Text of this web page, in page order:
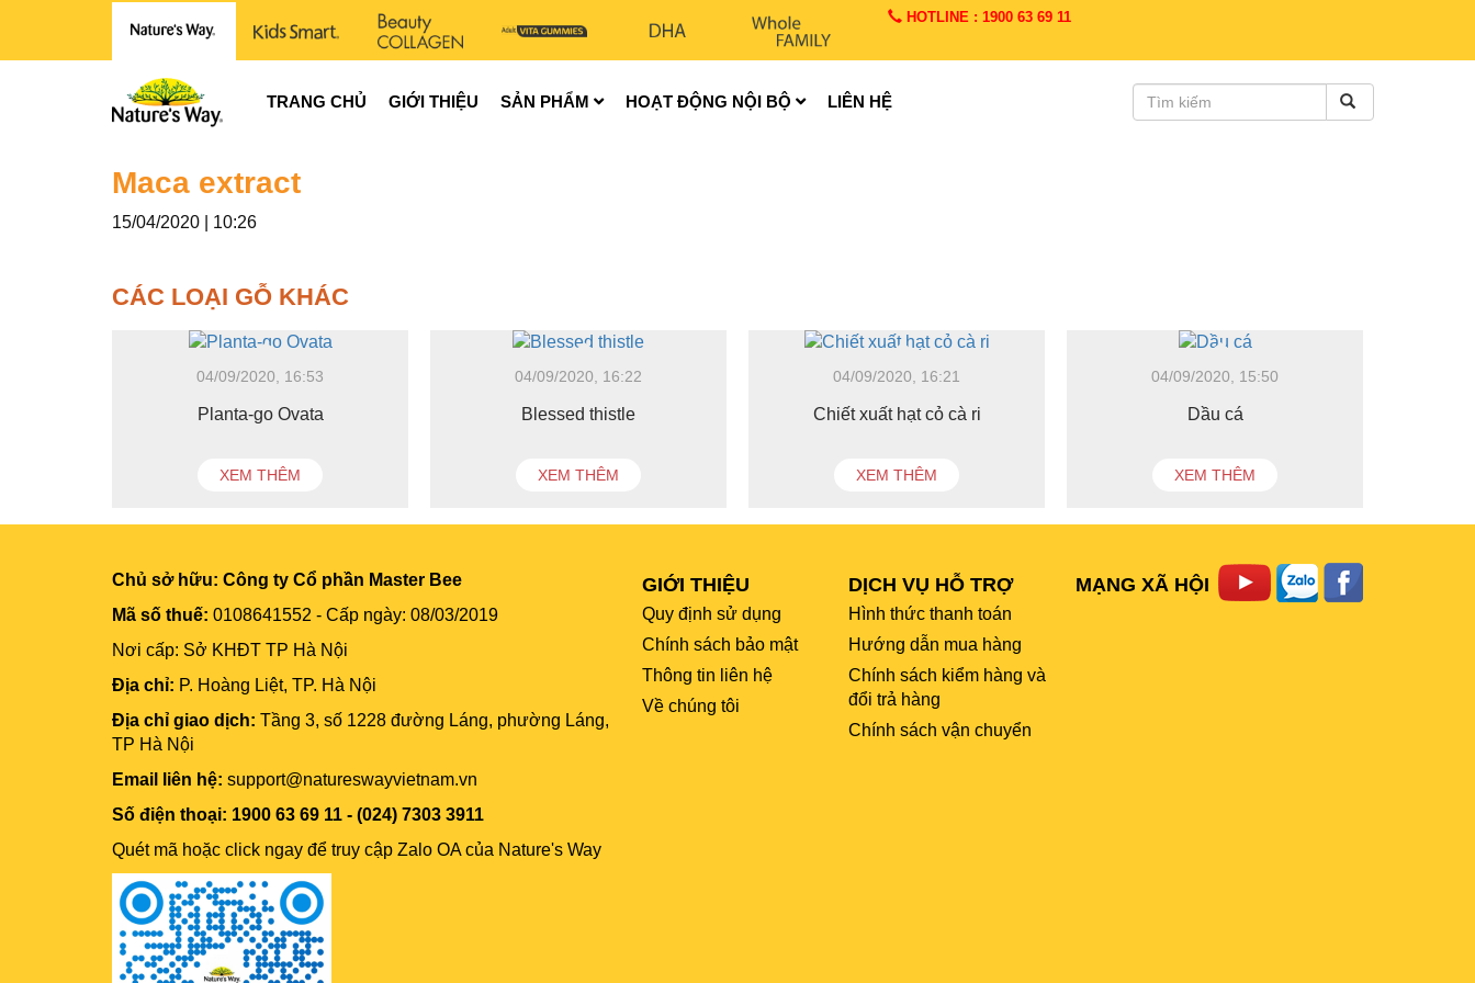
HOTLINE : 1900 63 69 11
TRANG CHỦ GIỚI THIỆU SẢN PHẨM HOẠT ĐỘNG NỘI BỘ LIÊN HỆ
Maca extract
15/04/2020 | 10:26
CÁC LOẠI GỖ KHÁC
04/09/2020, 16:53
Planta-go Ovata
XEM THÊM
04/09/2020, 16:22
Blessed thistle
XEM THÊM
04/09/2020, 16:21
Chiết xuất hạt cỏ cà ri
XEM THÊM
04/09/2020, 15:50
Dầu cá
XEM THÊM
Chủ sở hữu: Công ty Cổ phần Master Bee
Mã số thuế: 0108641552 - Cấp ngày: 08/03/2019
Nơi cấp: Sở KHĐT TP Hà Nội
Địa chỉ: P. Hoàng Liệt, TP. Hà Nội
Địa chỉ giao dịch: Tầng 3, số 1228 đường Láng, phường Láng,
TP Hà Nội
Email liên hệ: support@natureswayvietnam.vn
Số điện thoại: 1900 63 69 11 - (024) 7303 3911
Quét mã hoặc click ngay để truy cập Zalo OA của Nature's Way
GIỚI THIỆU
Quy định sử dụng
Chính sách bảo mật
Thông tin liên hệ
Về chúng tôi
DỊCH VỤ HỖ TRỢ
Hình thức thanh toán
Hướng dẫn mua hàng
Chính sách kiểm hàng và
đổi trả hàng
Chính sách vận chuyển
MẠNG XÃ HỘI